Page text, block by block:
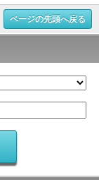
ページの先頭へ戻る